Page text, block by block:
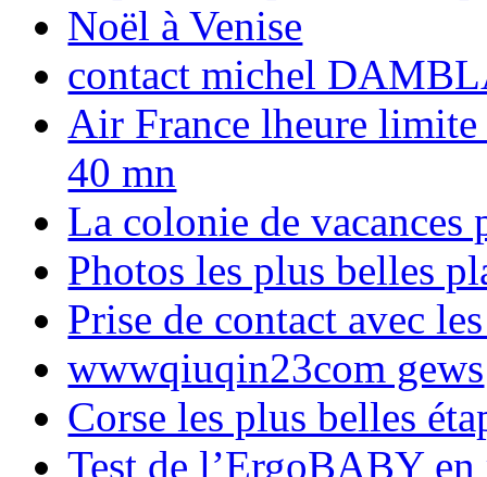
Noël à Venise
contact michel
Air France lheure limite
40 mn
La colonie de vacances
Photos les plus belles
Prise de contact avec
wwwqiuqin23com gews
Corse les plus belles
Test de l’ErgoBABY en